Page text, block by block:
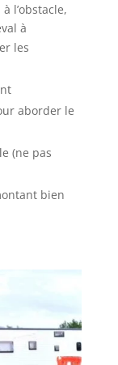
l’obstacle,
à
les
aborder le
(ne pas
bien